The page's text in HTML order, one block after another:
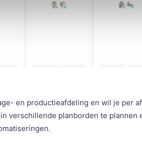
en productieafdeling en wil je per
verschillende planborden te plannen